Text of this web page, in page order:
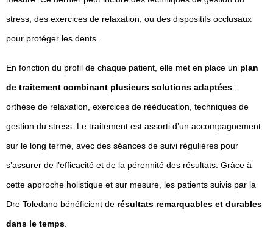
stress, des exercices de relaxation, ou des dispositifs occlusaux
pour protéger les dents.
En fonction du profil de chaque patient, elle met en place un plan
de traitement combinant plusieurs solutions adaptées :
orthèse de relaxation, exercices de rééducation, techniques de
gestion du stress. Le traitement est assorti d’un accompagnement
sur le long terme, avec des séances de suivi régulières pour
s’assurer de l’efficacité et de la pérennité des résultats. Grâce à
cette approche holistique et sur mesure, les patients suivis par la
Dre Toledano bénéficient de résultats remarquables et durables
dans le temps